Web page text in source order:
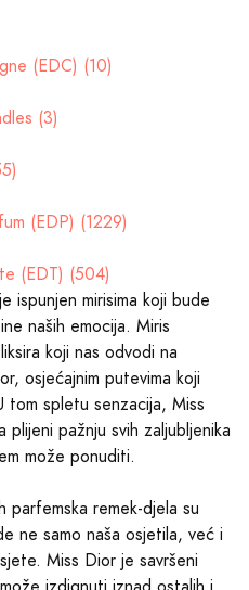
(EDC) (10)
(3)
(EDP) (1229)
(EDT) (504)
ispunjen mirisima koji bude
naših emocija. Miris
koji nas odvodi na
osjećajnim putevima koji
tom spletu senzacija, Miss
pažnju svih zaljubljenika
može ponuditi.
parfemska remek-djela su
ne samo naša osjetila, već i
Miss Dior je savršeni